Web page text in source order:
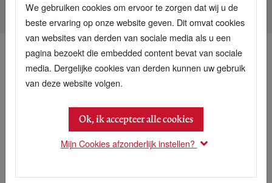
Nieuwsarchief Zwart gat in wereldeconomie ontdekt
We gebruiken cookies om ervoor te zorgen dat wij u de
beste ervaring op onze website geven. Dit omvat cookies
van websites van derden van sociale media als u een
pagina bezoekt die embedded content bevat van sociale
media. Dergelijke cookies van derden kunnen uw gebruik
van deze website volgen.
Ok, ik accepteer alle cookies
Mijn Cookies afzonderlijk instellen?